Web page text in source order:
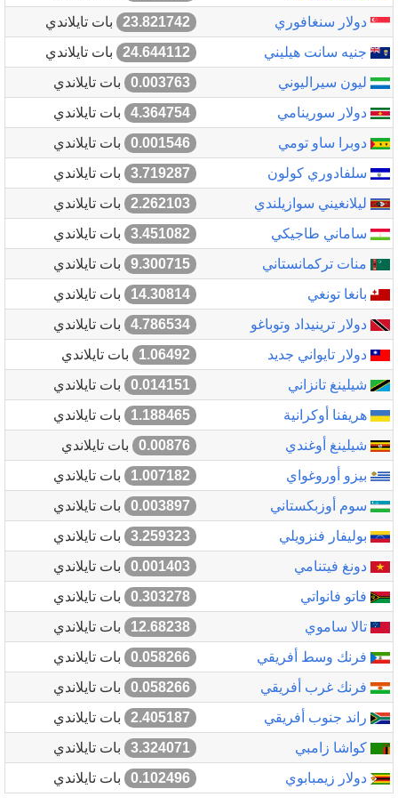
دولار سنغافوري
23.821742
بات تايلاندي
جنيه سانت هيليني
24.644112
بات تايلاندي
ليون سيراليوني
0.003763
بات تايلاندي
دولار سورينامي
4.364754
بات تايلاندي
دوبرا ساو تومي
0.001546
بات تايلاندي
سلفادوري كولون
3.719287
بات تايلاندي
ليلانغيني سوازيلندي
2.262103
بات تايلاندي
ساماني طاجيكي
3.451082
بات تايلاندي
منات تركمانستاني
9.300715
بات تايلاندي
بانغا تونغي
14.30814
بات تايلاندي
دولار ترينيداد وتوباغو
4.786534
بات تايلاندي
دولار تايواني جديد
1.06492
بات تايلاندي
شيلينغ تانزاني
0.014151
بات تايلاندي
هريفنا أوكرانية
1.188465
بات تايلاندي
شيلينغ أوغندي
0.00876
بات تايلاندي
بيزو أوروغواي
1.007182
بات تايلاندي
سوم أوزبكستاني
0.003897
بات تايلاندي
بوليفار فنزويلي
3.259323
بات تايلاندي
دونغ فيتنامي
0.001403
بات تايلاندي
فاتو فانواتي
0.303278
بات تايلاندي
تالا ساموي
12.68238
بات تايلاندي
فرنك وسط أفريقي
0.058266
بات تايلاندي
فرنك غرب أفريقي
0.058266
بات تايلاندي
راند جنوب أفريقي
2.405187
بات تايلاندي
كواشا زامبي
3.324071
بات تايلاندي
دولار زيمبابوي
0.102496 بات تايلاندي